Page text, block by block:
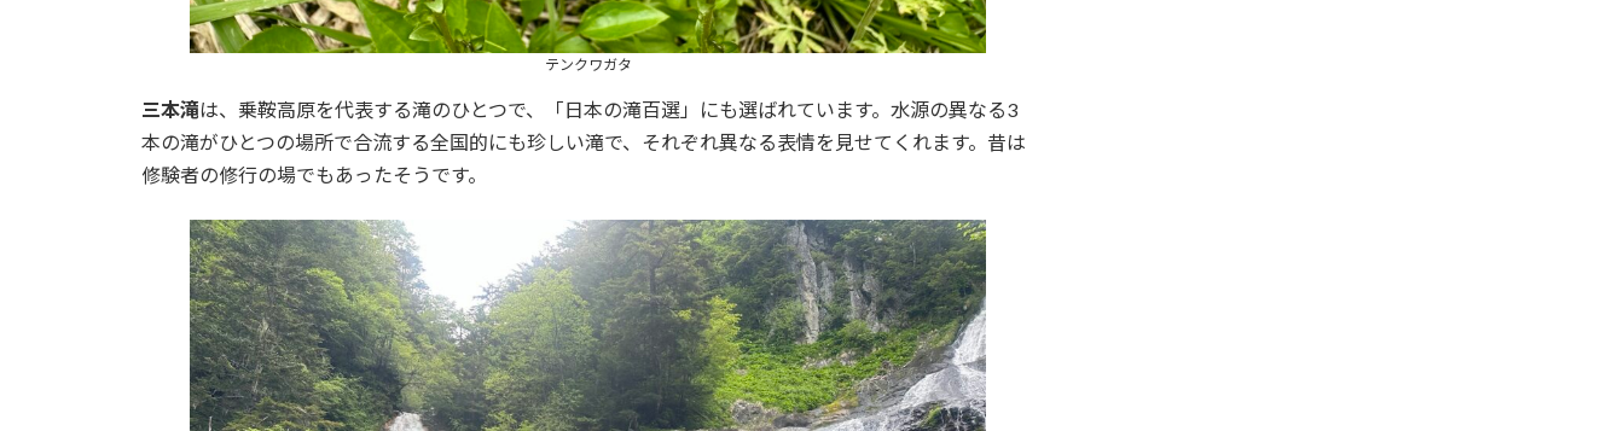
テンクワガタ
三本滝は、乗鞍高原を代表する滝のひとつで、「日本の滝百選」にも選ばれています。水源の異なる3
本の滝がひとつの場所で合流する全国的にも珍しい滝で、それぞれ異なる表情を見せてくれます。昔は
修験者の修行の場でもあったそうです。